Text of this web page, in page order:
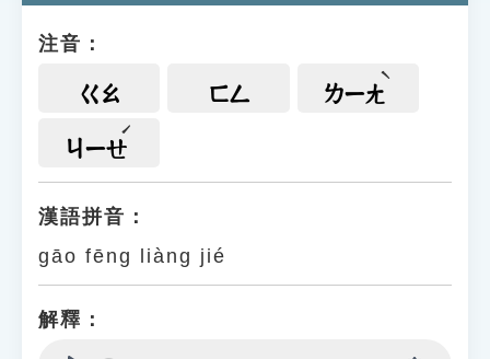
遊戲專區
教學應用
貓頭鷹博士
注音：
ㄍㄠ ㄈㄥ ㄌㄧㄤ
ㄐㄧㄝ
漢語拼音：
gāo fēng liàng jié
解釋：